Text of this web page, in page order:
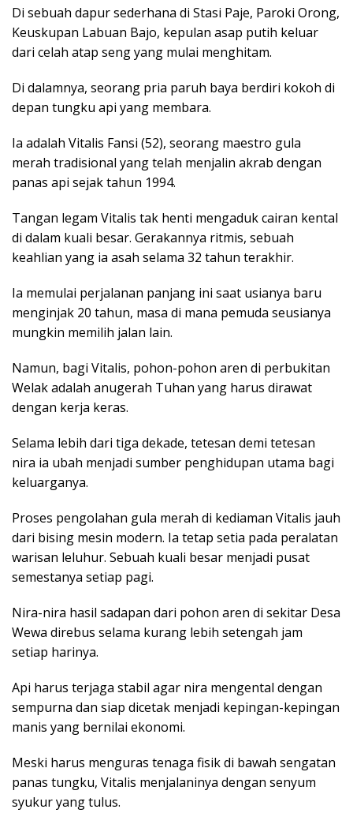
Di sebuah dapur sederhana di Stasi Paje, Paroki Orong,
Keuskupan Labuan Bajo, kepulan asap putih keluar
dari celah atap seng yang mulai menghitam.
Di dalamnya, seorang pria paruh baya berdiri kokoh di
depan tungku api yang membara.
Ia adalah Vitalis Fansi (52), seorang maestro gula
merah tradisional yang telah menjalin akrab dengan
panas api sejak tahun 1994.
Tangan legam Vitalis tak henti mengaduk cairan kental
di dalam kuali besar. Gerakannya ritmis, sebuah
keahlian yang ia asah selama 32 tahun terakhir.
Ia memulai perjalanan panjang ini saat usianya baru
menginjak 20 tahun, masa di mana pemuda seusianya
mungkin memilih jalan lain.
Namun, bagi Vitalis, pohon-pohon aren di perbukitan
Welak adalah anugerah Tuhan yang harus dirawat
dengan kerja keras.
Selama lebih dari tiga dekade, tetesan demi tetesan
nira ia ubah menjadi sumber penghidupan utama bagi
keluarganya.
Proses pengolahan gula merah di kediaman Vitalis jauh
dari bising mesin modern. Ia tetap setia pada peralatan
warisan leluhur. Sebuah kuali besar menjadi pusat
semestanya setiap pagi.
Nira-nira hasil sadapan dari pohon aren di sekitar Desa
Wewa direbus selama kurang lebih setengah jam
setiap harinya.
Api harus terjaga stabil agar nira mengental dengan
sempurna dan siap dicetak menjadi kepingan-kepingan
manis yang bernilai ekonomi.
Meski harus menguras tenaga fisik di bawah sengatan
panas tungku, Vitalis menjalaninya dengan senyum
syukur yang tulus.